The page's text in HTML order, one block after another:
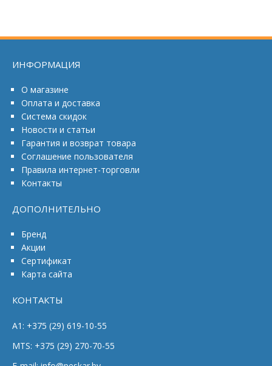
ИНФОРМАЦИЯ
О магазине
Оплата и доставка
Система скидок
Новости и статьи
Гарантия и возврат товара
Соглашение пользователя
Правила интернет-торговли
Контакты
ДОПОЛНИТЕЛЬНО
Бренд
Акции
Сертификат
Карта сайта
КОНТАКТЫ
A1: +375 (29) 619-10-55
MTS: +375 (29) 270-70-55